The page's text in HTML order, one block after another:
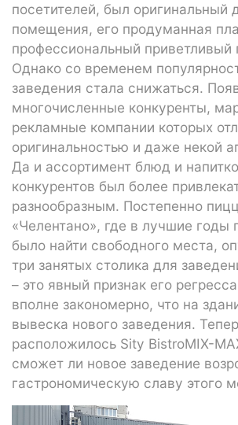
посетителей, был оригинальный
помещения, его продуманная
профессиональный приветливый
Однако со временем
заведения стала снижаться.
многочисленные конкуренты,
рекламные компании которых
оригинальностью и даже некой
Да и ассортимент блюд и
конкурентов был более
разнообразным. Постепенно
«Челентано», где в лучшие годы
было найти свободного места,
три занятых столика для
– это явный признак его
вполне закономерно, что на
вывеска нового заведения.
расположилось Sity BistroMIX-
сможет ли новое заведение
гастрономическую славу этого